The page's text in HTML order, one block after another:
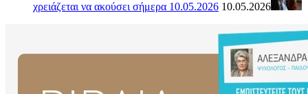
χρειάζεται να ακούσει σήμερα 10.05.2026 10.05.2026